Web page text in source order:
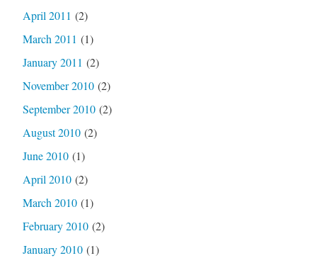
April 2011 (2)
March 2011 (1)
January 2011 (2)
November 2010(2)
September 2010(2)
August 2010(2)
June 2010(1)
April 2010(2)
March 2010(1)
February 2010(2)
January 2010(1)